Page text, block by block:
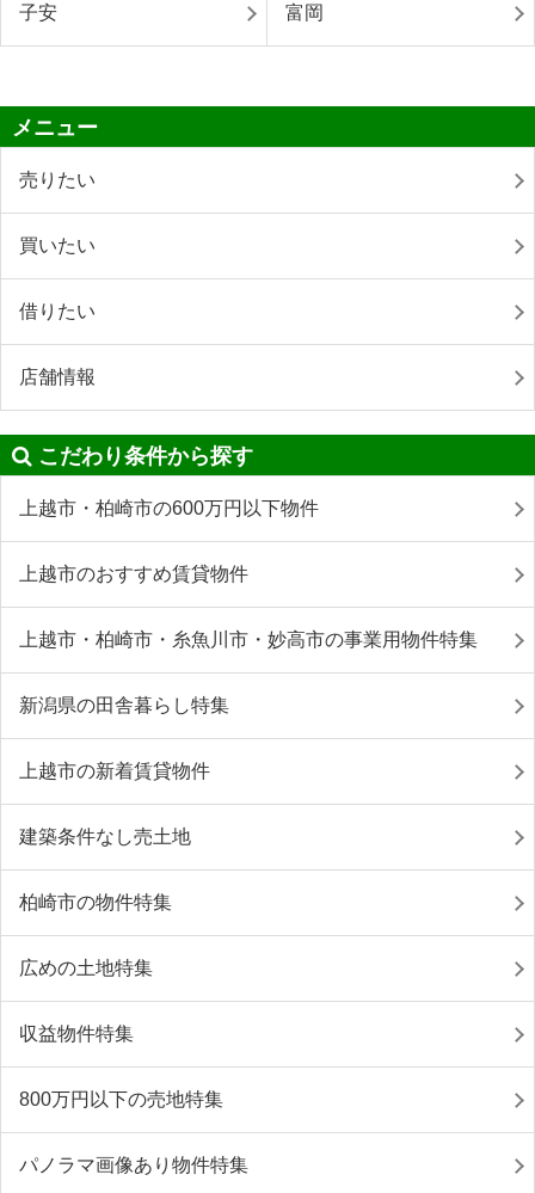
子安 富岡
メニュー
売りたい
買いたい
借りたい
店舗情報
こだわり条件から探す
上越市・柏崎市の600万円以下物件
上越市のおすすめ賃貸物件
上越市・柏崎市・糸魚川市・妙高市の事業用物件特集
新潟県の田舎暮らし特集
上越市の新着賃貸物件
建築条件なし売土地
柏崎市の物件特集
広めの土地特集
収益物件特集
800万円以下の売地特集
パノラマ画像あり物件特集